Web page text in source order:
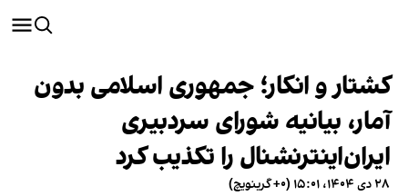
کشتار و انکار؛ جمهوری اسلامی بدون
آمار، بیانیه شورای سردبیری
ایران‌اینترنشنال را تکذیب کرد
۲۸ دی ۱۴۰۴، ۱۵:۰۱ (‎+۰ گرینویچ)